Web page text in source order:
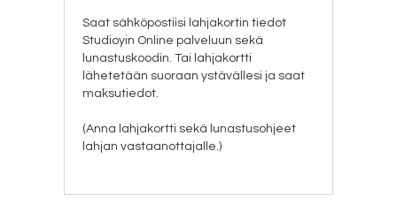
Saat sähköpostiisi lahjakortin tiedot
Studioyin Online palveluun sekä
lunastuskoodin. Tai lahjakortti
lähetetään suoraan ystävällesi ja saat
maksutiedot.
(Anna lahjakortti sekä lunastusohjeet
lahjan vastaanottajalle.)